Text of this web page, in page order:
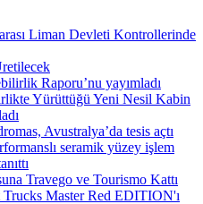
Liman Devleti Kontrollerinde
Raporu’nu yayımladı
Yürüttüğü Yeni Nesil Kabin
Avustralya’da tesis açtı
seramik yüzey işlem
Travego ve Tourismo Kattı
Master Red EDITION'ı